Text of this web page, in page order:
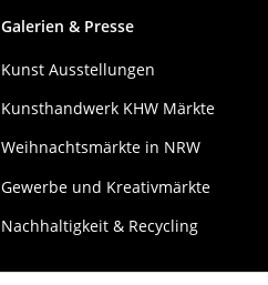
Galerien & Presse
Kunst Ausstellungen
Kunsthandwerk KHW Märkte
Weihnachtsmärkte in NRW
Gewerbe und Kreativmärkte
Nachhaltigkeit & Recycling